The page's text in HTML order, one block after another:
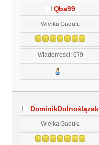
Qba99
Wielka Gaduła
Wiadomości: 679
DominikDolnoślązak
Wielka Gaduła